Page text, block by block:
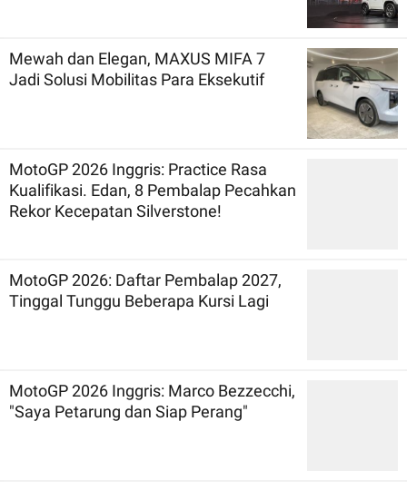
Mewah dan Elegan, MAXUS MIFA 7
Jadi Solusi Mobilitas Para Eksekutif
MotoGP 2026 Inggris: Practice Rasa
Kualifikasi. Edan, 8 Pembalap Pecahkan
Rekor Kecepatan Silverstone!
MotoGP 2026: Daftar Pembalap 2027,
Tinggal Tunggu Beberapa Kursi Lagi
MotoGP 2026 Inggris: Marco Bezzecchi,
"Saya Petarung dan Siap Perang"